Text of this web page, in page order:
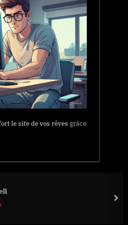
le site de vos rêves grâce